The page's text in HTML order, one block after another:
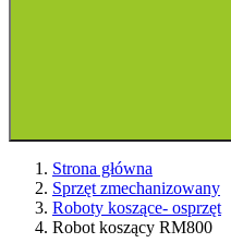
Strona główna
Sprzęt zmechanizowany
Roboty koszące- osprzęt
Robot koszący RM800